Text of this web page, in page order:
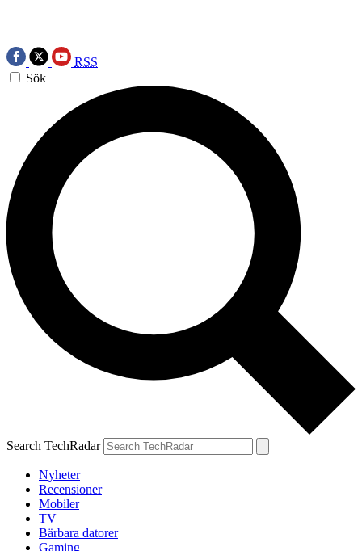
RSS
Sök
Search TechRadar
Nyheter
Recensioner
Mobiler
TV
Bärbara datorer
Gaming